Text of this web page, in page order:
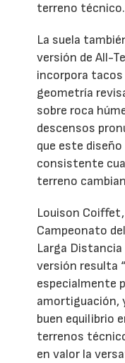
terreno técnico.
La suela
versión de All-
incorpora
geometría
sobre roca
descensos
que este
consistente
terreno
Louison
Campeonato
Larga
versión resulta
especialmente
amortiguación,
buen equilibrio
terrenos
en valor la